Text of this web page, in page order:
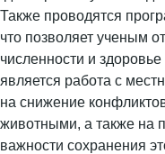
Также проводятся
что позволяет ученым
численности и
является работа с
на снижение
животными, а также на
важности сохранения